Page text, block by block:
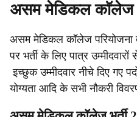
असम मेडिकल कॉलेज
असम मेडिकल कॉलेज परियोजना
पर भर्ती के लिए पात्र
इच्छुक उम्मीदवार नीचे दिए गए
योग्यता आदि के सभी नौकरी